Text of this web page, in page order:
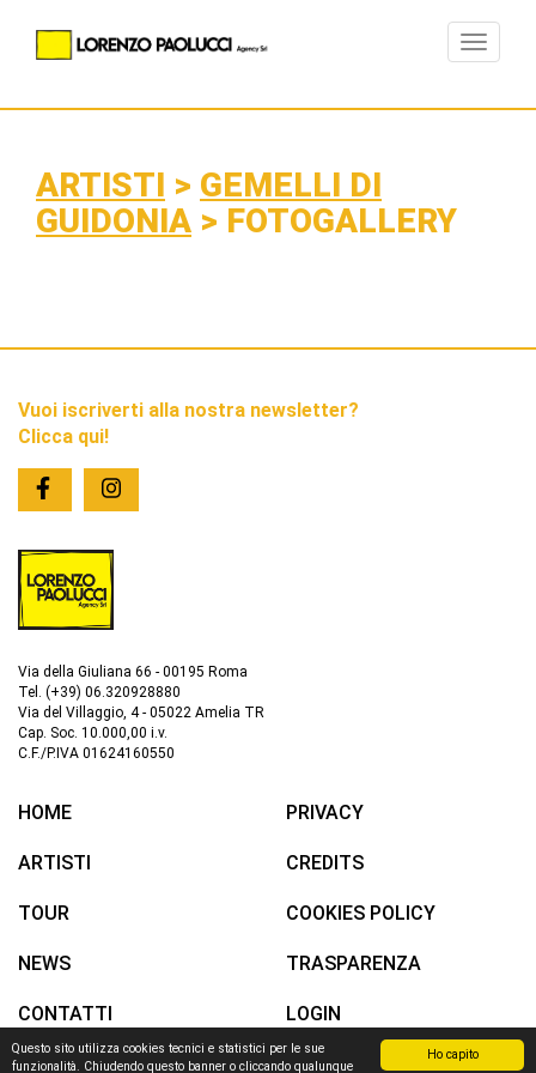
Ho capito
Questo sito utilizza cookies tecnici e statistici per le sue
funzionalità. Chiudendo questo banner o cliccando qualunque
Toggle
ARTISTI > GEMELLI DI
GUIDONIA > FOTOGALLERY
Vuoi iscriverti alla nostra newsletter?
Clicca qui!
Via della Giuliana 66 - 00195 Roma
Tel. (+39) 06.320928880
Via del Villaggio, 4 - 05022 Amelia TR
Cap. Soc. 10.000,00 i.v.
C.F./P.IVA 01624160550
HOME
ARTISTI
TOUR
NEWS
CONTATTI
PRIVACY
CREDITS
COOKIES POLICY
TRASPARENZA
LOGIN